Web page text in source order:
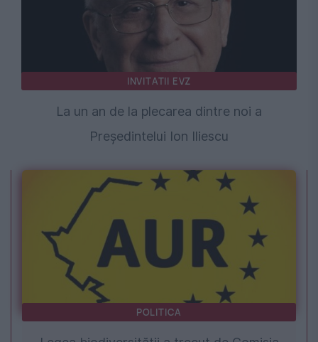
INVITATII EVZ
La un an de la plecarea dintre noi a
Președintelui Ion Iliescu
POLITICA